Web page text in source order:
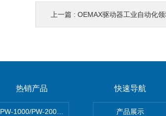
上一篇 : OEMAX驱动器工业自动化
热销产品
PW-1000/PW-2000MITSUHASHI三桥纠偏控制器现货
快速导航
产品展示